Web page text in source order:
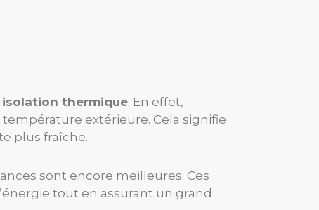
isolation thermique. En effet,
extérieure. Cela signifie
plus fraîche.
sont encore meilleures. Ces
tout en assurant un grand